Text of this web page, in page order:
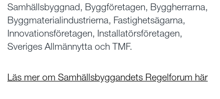
Samhällsbyggnad, Byggföretagen, Byggherrarna,
Byggmaterialindustrierna, Fastighetsägarna,
Innovationsföretagen, Installatörsföretagen,
Sveriges Allmännytta och TMF.
Läs mer om Samhällsbyggandets Regelforum här